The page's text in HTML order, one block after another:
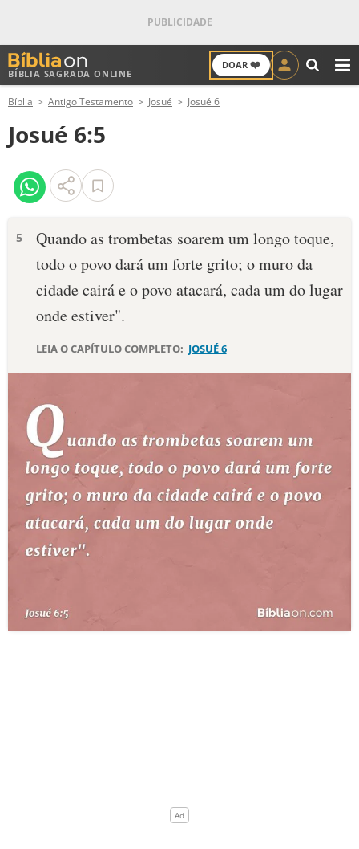
BÍBLIA SAGRADA ONLINE
DOAR ❤️
ANTIGO TESTAMENTO
NOVO TESTAMENTO
VERSÍCULOS
PALAVRA DO DIA
SALMO DO DIA
DEVOCIONAL DIÁRIO
ESTUDOS BÍBLICOS
ESBOÇOS DE PREGAÇÃO
PERGUNTE À BÍBLIA
QUEM SOMOS
Bíblia Antigo Testamento Josué Josué 6
Josué 6:5
5
Quando as trombetas soarem um longo toque,
todo o povo dará um forte grito; o muro da
cidade cairá e o povo atacará, cada um do lugar
onde estiver".
LEIA O CAPÍTULO COMPLETO: JOSUÉ 6